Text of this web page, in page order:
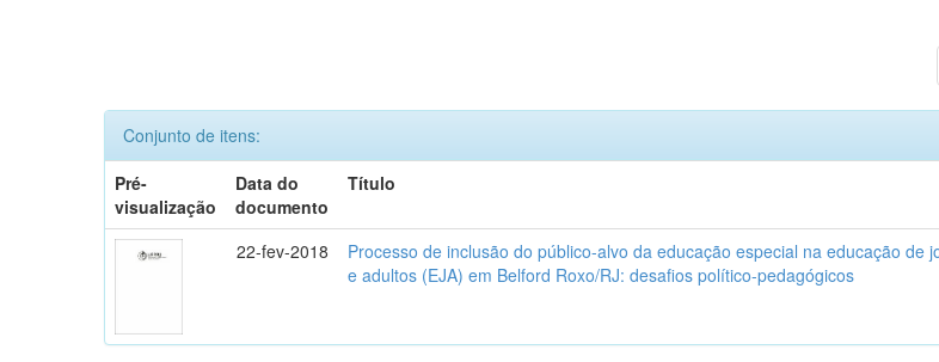
Conjunto de itens:
Pré-
visualização
Data do
documento
Título
22-fev-2018
Processo de inclusão do público-alvo da educação especial na educação de
e adultos (EJA) em Belford Roxo/RJ: desafios político-pedagógicos